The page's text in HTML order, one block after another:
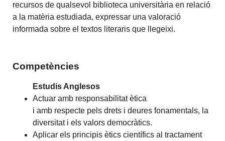
recursos de qualsevol biblioteca universitària en relació
a la matèria estudiada, expressar una valoració
informada sobre el textos literaris que llegeixi.
Competències
Estudis Anglesos
Actuar amb responsabilitat ètica
i amb respecte pels drets i deures fonamentals, la
diversitat i els valors democràtics.
Aplicar els principis ètics científics al tractament